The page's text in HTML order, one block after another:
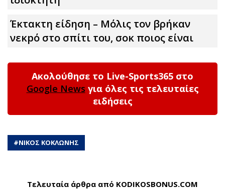
Έκτακτη είδηση – Μόλις τον βρήκαν
νεκpό στο σπίτι του, σoκ ποιος είναι
Ακολούθησε το Live-Sports365 στο
Google News για όλες τις τελευταίες
ειδήσεις
#ΝΙΚΟΣ ΚΟΚΛΩΝΗΣ
Τελευταία άρθρα από KODIKOSBONUS.COM